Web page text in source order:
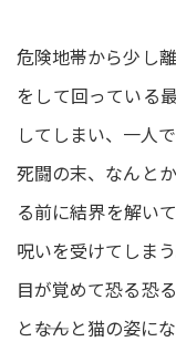
危険地帯から少し
をして回っている
してしまい、一人
死闘の末、なんと
る前に結界を解い
呪いを受けてしまう
目が覚めて恐る恐
と――なんと猫の姿に